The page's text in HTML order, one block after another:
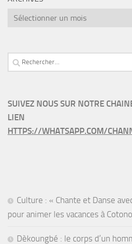
Archives
Rechercher :
SUIVEZ NOUS SUR NOTRE
LIEN
HTTPS://WHATSAPP.COM/
Culture : « Chante et Danse
pour animer les vacances à
Dèkoungbé : le corps d’un